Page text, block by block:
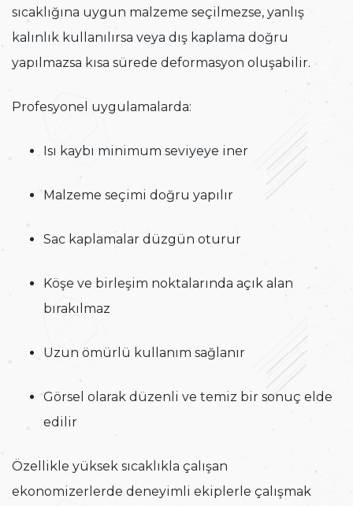
sıcaklığına uygun malzeme seçilmezse, yanlış
kalınlık kullanılırsa veya dış kaplama doğru
yapılmazsa kısa sürede deformasyon oluşabilir.
Profesyonel uygulamalarda:
Isı kaybı minimum seviyeye iner
Malzeme seçimi doğru yapılır
Sac kaplamalar düzgün oturur
Köşe ve birleşim noktalarında açık alan
bırakılmaz
Uzun ömürlü kullanım sağlanır
Görsel olarak düzenli ve temiz bir sonuç elde
edilir
Özellikle yüksek sıcaklıkla çalışan
ekonomizerlerde deneyimli ekiplerle çalışmak